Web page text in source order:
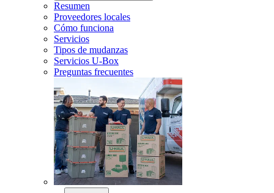
Resumen
Proveedores locales
Cómo funciona
Servicios
Tipos de mudanzas
Servicios U-Box
Preguntas frecuentes